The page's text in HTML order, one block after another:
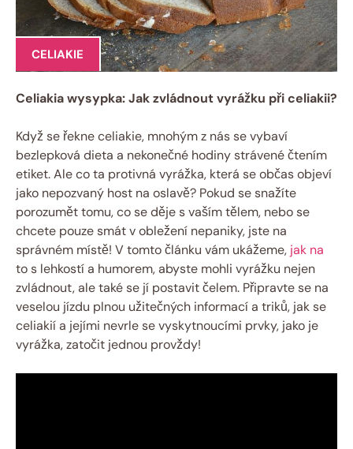
CELIAKIE
Celiakia wysypka:⁤ Jak ​zvládnout vyrážku při celiakii?
Když‌ se řekne celiakie, mnohým ‍z nás ⁤se vybaví
bezlepková‌ dieta a⁢ nekonečné hodiny strávené čtením
etiket. Ale co ta⁤ protivná vyrážka, která se občas objeví ​
jako nepozvaný⁢ host na ‍oslavě?‌ Pokud ⁢se​ snažíte
porozumět tomu, co⁣ se děje s vaším ‍tělem, nebo se
chcete pouze smát⁤ v obležení nepaniky, jste na
správném ⁣místě! ‍V ⁣tomto‌ článku vám‍ ukážeme, jak na
to s lehkostí a humorem, ​abyste mohli vyrážku nejen
zvládnout, ale také se jí⁤ postavit čelem. Připravte se na
‍veselou jízdu plnou užitečných informací a triků, jak ⁢se
celiakií a‍ jejími nevrle se ‍vyskytnoucími prvky, jako​ je
‍vyrážka, zatočit ​jednou provždy!